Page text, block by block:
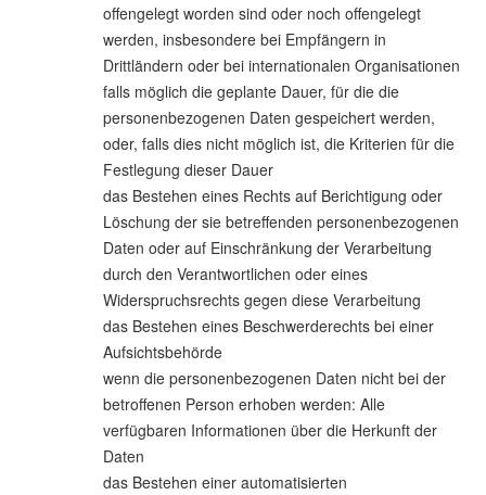
offengelegt worden sind oder noch offengelegt
werden, insbesondere bei Empfängern in
Drittländern oder bei internationalen Organisationen
falls möglich die geplante Dauer, für die die
personenbezogenen Daten gespeichert werden,
oder, falls dies nicht möglich ist, die Kriterien für die
Festlegung dieser Dauer
das Bestehen eines Rechts auf Berichtigung oder
Löschung der sie betreffenden personenbezogenen
Daten oder auf Einschränkung der Verarbeitung
durch den Verantwortlichen oder eines
Widerspruchsrechts gegen diese Verarbeitung
das Bestehen eines Beschwerderechts bei einer
Aufsichtsbehörde
wenn die personenbezogenen Daten nicht bei der
betroffenen Person erhoben werden: Alle
verfügbaren Informationen über die Herkunft der
Daten
das Bestehen einer automatisierten